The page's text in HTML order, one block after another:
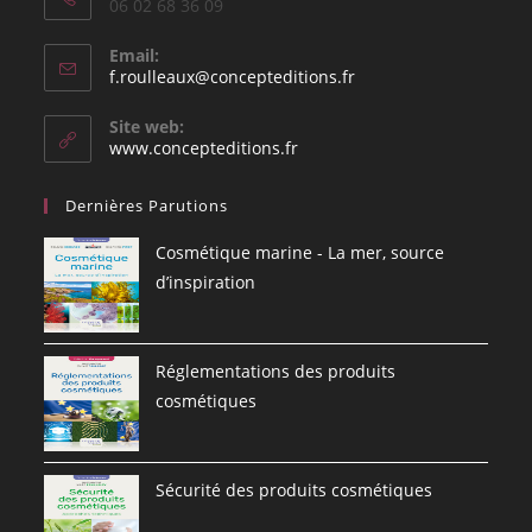
06 02 68 36 09
Email:
f.roulleaux@concepteditions.frS’ouvre
Site web:
www.concepteditions.fr
Dernières Parutions
Cosmétique marine - La mer, source
d’inspiration
Réglementations des produits
cosmétiques
Sécurité des produits cosmétiques